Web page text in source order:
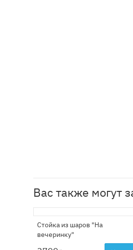
Вас также могут
Стойка из шаров "На
вечеринку"